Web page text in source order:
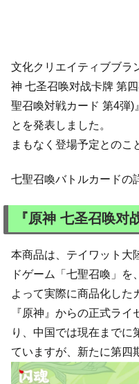
文化クリエイティブブラ
神 七圣召唤对战卡牌 第
聖召喚対戦カード 第4弾)
とを発表しました。
まもなく登場予定とのこ
七聖召喚バトルカードの
『原神 七圣召唤对
本商品は、テイワット大
ドゲーム「七聖召喚」
よって実際に商品化した
『原神』からの正式ラ
り、中国では現在までに
ていますが、新たに第四